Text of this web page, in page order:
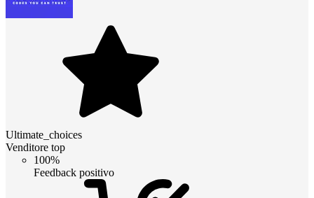
Ultimate_choices
Venditore top
100%
Feedback positivo